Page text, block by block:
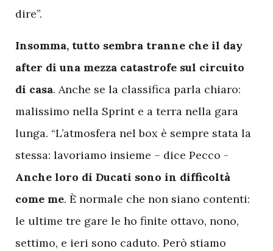
dire”.
Insomma, tutto sembra tranne che il day
after di una mezza catastrofe sul circuito
di casa. Anche se la classifica parla chiaro:
malissimo nella Sprint e a terra nella gara
lunga. “L’atmosfera nel box è sempre stata la
stessa: lavoriamo insieme – dice Pecco -
Anche loro di Ducati sono in difficoltà
come me. È normale che non siano contenti:
le ultime tre gare le ho finite ottavo, nono,
settimo, e ieri sono caduto. Però stiamo